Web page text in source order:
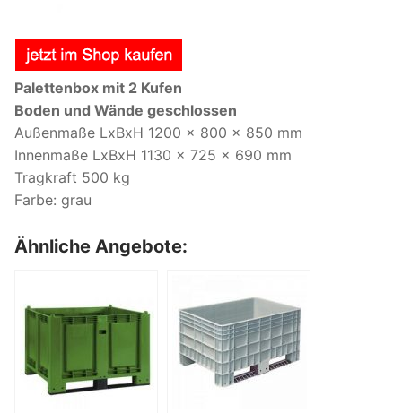
Palettenbox mit 2 Kufen
Boden und Wände geschlossen
Außenmaße LxBxH 1200 x 800 x 850 mm
Innenmaße LxBxH 1130 x 725 x 690 mm
Tragkraft 500 kg
Farbe: grau
Ähnliche Angebote: